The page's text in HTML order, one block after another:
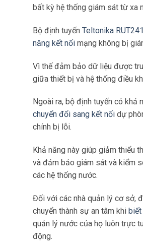
bất kỳ hệ thống giám sát từ xa
Bộ định tuyến Teltonika
năng kết nối mạng không bị
Vì thế đảm bảo dữ liệu được
giữa thiết bị và hệ thống điều
Ngoài ra, bộ định tuyến có khả
chuyển đổi sang kết nối dự
chính bị lỗi.
Khả năng này giúp giảm thiểu
và đảm bảo giám sát và kiểm
các hệ thống nước.
Đối với các nhà quản lý cơ sở,
chuyển thành sự an tâm khi biết
quản lý nước của họ luôn trực
động.